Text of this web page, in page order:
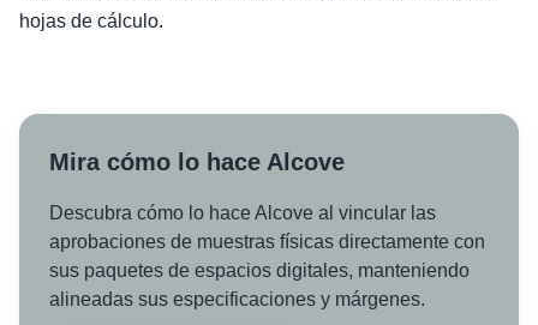
hojas de cálculo.
Mira cómo lo hace Alcove
Descubra cómo lo hace Alcove al vincular las
aprobaciones de muestras físicas directamente con
sus paquetes de espacios digitales, manteniendo
alineadas sus especificaciones y márgenes.